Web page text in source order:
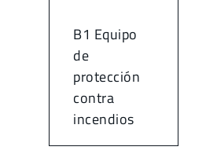
B1 Equipo
de
protección
contra
incendios